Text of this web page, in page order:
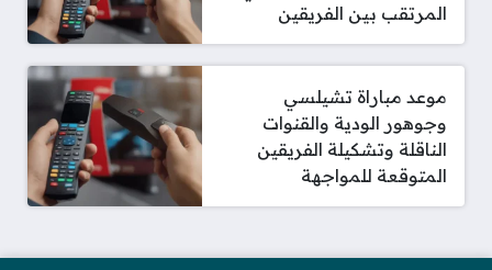
المرتقب بين الفريقين
موعد مباراة تشيلسي
وجوهور الودية والقنوات
الناقلة وتشكيلة الفريقين
المتوقعة للمواجهة